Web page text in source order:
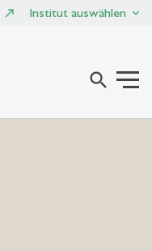
Institut auswählen
search